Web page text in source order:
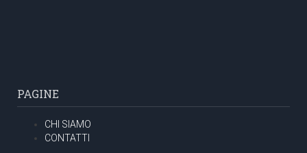
PAGINE
CHI SIAMO
CONTATTI